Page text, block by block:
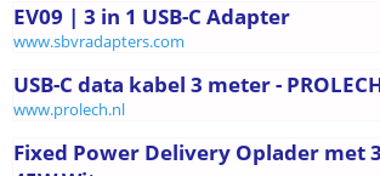
EV09 | 3 in 1 USB-C Adapter
www.sbvradapters.com
USB-C data kabel 3 meter -
www.prolech.nl
Fixed Power Delivery Oplader met